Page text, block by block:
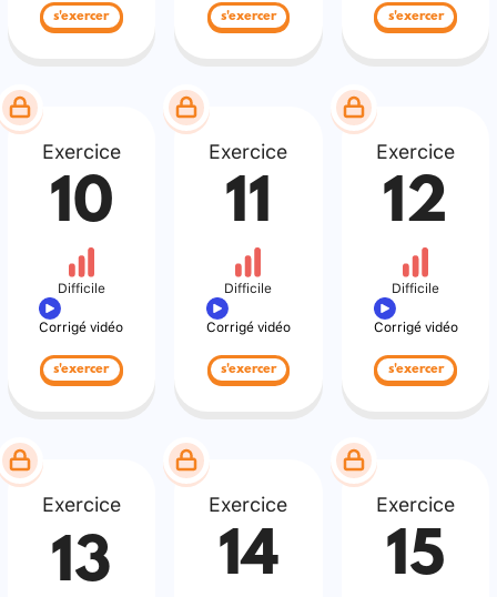
s'exercer s'exercer s'exercer
Exercice
10
Difficile
Corrigé vidéo
s'exercer
Exercice
11
Difficile
Corrigé vidéo
s'exercer
Exercice
12
Difficile
Corrigé vidéo
s'exercer
Exercice
13
Exercice
14
Exercice
15